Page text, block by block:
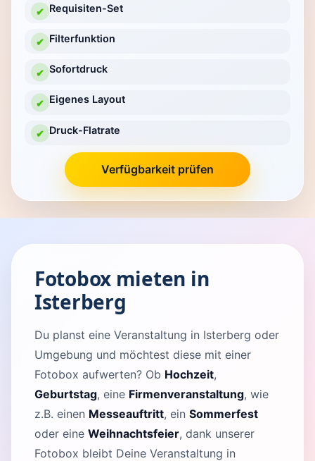
✔ Requisiten-Set
✔ Filterfunktion
✔ Sofortdruck
✔ Eigenes Layout
✔ Druck-Flatrate
Verfügbarkeit prüfen
Fotobox mieten in
Isterberg
Du planst eine Veranstaltung in Isterberg oder
Umgebung und möchtest diese mit einer
Fotobox aufwerten? Ob Hochzeit,
Geburtstag, eine Firmenveranstaltung, wie
z.B. einen Messeauftritt, ein Sommerfest
oder eine Weihnachtsfeier, dank unserer
Fotobox bleibt Deine Veranstaltung in